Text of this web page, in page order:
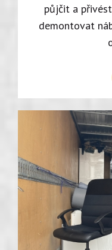
půjčit a
demontovat